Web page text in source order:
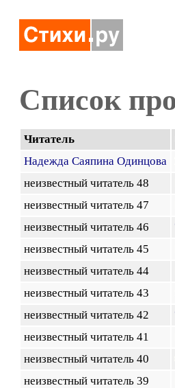
Список
Читатель
Надежда Саяпина Одинцова
неизвестный читатель 48
неизвестный читатель 47
неизвестный читатель 46
неизвестный читатель 45
неизвестный читатель 44
неизвестный читатель 43
неизвестный читатель 42
неизвестный читатель 41
неизвестный читатель 40
неизвестный читатель 39